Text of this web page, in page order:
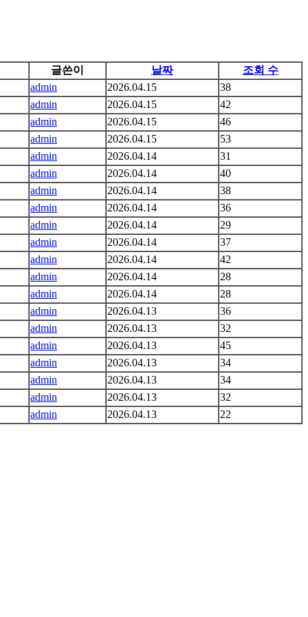
글쓴이 날짜
조회 수
admin
2026.04.15
38
admin
2026.04.15
42
admin
2026.04.15
46
admin
2026.04.15
53
admin
2026.04.14
31
admin
2026.04.14
40
admin
2026.04.14
38
admin
2026.04.14
36
admin
2026.04.14
29
admin
2026.04.14
37
admin
2026.04.14
42
admin
2026.04.14
28
admin
2026.04.14
28
admin
2026.04.13
36
admin
2026.04.13
32
admin
2026.04.13
45
admin
2026.04.13
34
admin
2026.04.13
34
admin
2026.04.13
32
admin
2026.04.13 22